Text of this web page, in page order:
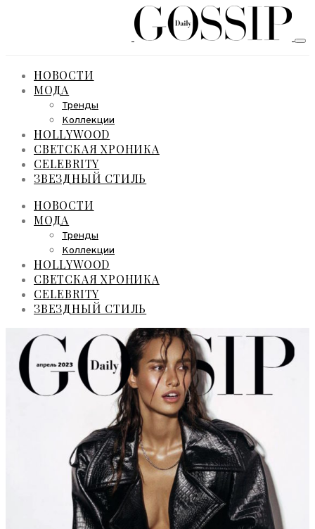
НОВОСТИ
МОДА
Тренды
Коллекции
HOLLYWOOD
СВЕТСКАЯ ХРОНИКА
CELEBRITY
ЗВЕЗДНЫЙ СТИЛЬ
НОВОСТИ
МОДА
Тренды
Коллекции
HOLLYWOOD
СВЕТСКАЯ ХРОНИКА
CELEBRITY
ЗВЕЗДНЫЙ СТИЛЬ